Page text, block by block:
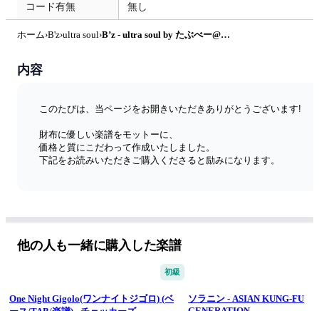
コード有無 無し
ホーム›B'z›ultra soul› B’z - ultra soul by たぶべー@財布に優しいベース楽譜屋さん(BASS・TAB譜)
内容
このたびは、当ページをお開きいただきありがとうございます!
財布に優しい楽譜をモットーに、
価格と質にこだわって作成いたしました。
下記をお読みいただきご購入くださると励みになります。
安値で、更に私自身ベーシストとして見やすさにもこだわって
作成し、販売をしております。
ます。
他の人も一緒に購入した楽譜
初級
One Night Gigolo(ワンナイトジゴロ) (ベ
ソラニン - ASIAN KUNG-FU